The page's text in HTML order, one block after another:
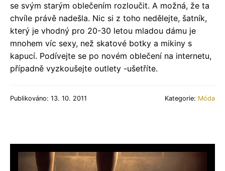
se svým starým oblečením rozloučit. A možná, že ta
chvíle právě nadešla. Nic si z toho nedělejte, šatník,
který je vhodný pro 20-30 letou mladou dámu je
mnohem víc sexy, než skatové botky a mikiny s
kapucí. Podívejte se po novém oblečení na internetu,
případně vyzkoušejte outlety -ušetříte.
Publikováno: 13. 10. 2011 Kategorie: Móda